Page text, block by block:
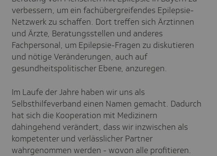
verbessern, um ein fachübergreifendes Epilepsie-
Netzwerk zu schaffen. Dort treffen sich Ärztinnen
und Ärzte, Beratungsstellen und anderes
Fachpersonal, um Epilepsie-Fragen zu diskutieren
und nötige Veränderungen, auch auf
gesundheitspolitischer Ebene, anzuregen.
Im Laufe der Jahre haben wir uns als
Selbsthilfeverband einen Namen gemacht. Dadurch
hat sich die Kooperation mit Medizinern
dahingehend verändert, dass wir inzwischen als
kompetenter und verlässlicher Partner
wahrgenommen werden - wovon alle profitieren.